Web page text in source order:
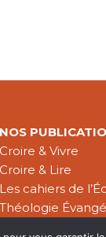
NOS
Croire & Vivre
Croire & Lire
Les cahiers de
Théologie